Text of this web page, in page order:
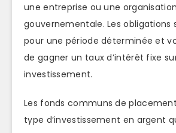
une entreprise ou une organisation
gouvernementale. Les obligations
pour une période déterminée et
de gagner un taux d’intérêt fixe
investissement.
Les fonds communs de
type d’investissement en argent